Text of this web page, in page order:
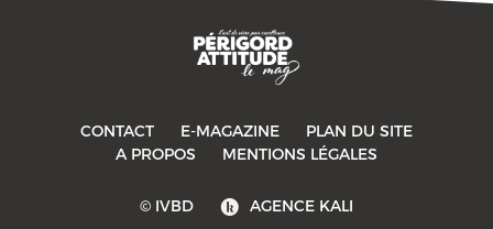
CONTACT E-MAGAZINE
PLAN DU SITE
A PROPOS
MENTIONS LÉGALES
© IVBD AGENCE KALI